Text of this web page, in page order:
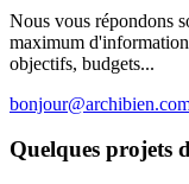
Nous vous répondons
maximum
objectifs, budgets...
Quelques projets